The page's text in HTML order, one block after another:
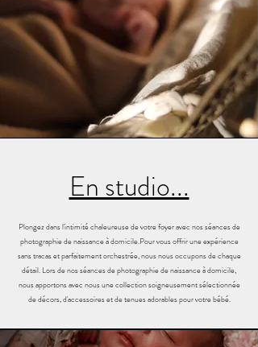
En studio...
Plongez dans l'intimité chaleureuse de votre foyer avec nos séances de
photographie de naissance à domicile.Pour vous offrir une expérience
sans tracas et parfaitement orchestrée, nous nous occupons de chaque
détail. Lors de nos séances de photographie de naissance à domicile,
nous apportons avec nous une collection soigneusement sélectionnée
de décors, d'accessoires et de tenues adorables pour votre bébé.